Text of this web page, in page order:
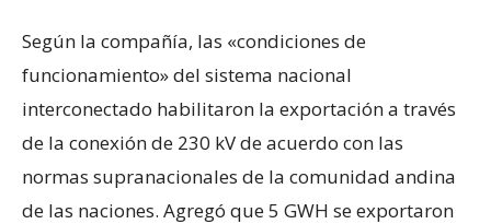
Según la compañía, las «condiciones de
funcionamiento» del sistema nacional
interconectado habilitaron la exportación a través
de la conexión de 230 kV de acuerdo con las
normas supranacionales de la comunidad andina
de las naciones. Agregó que 5 GWH se exportaron